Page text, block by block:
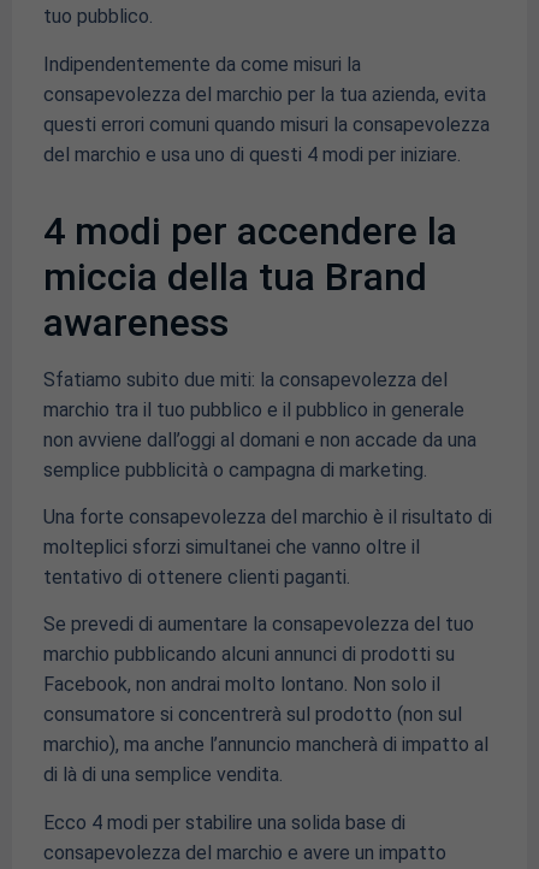
tuo pubblico.
Indipendentemente da come misuri la
consapevolezza del marchio per la tua azienda, evita
questi errori comuni quando misuri la consapevolezza
del marchio e usa uno di questi 4 modi per iniziare.
4 modi per accendere la
miccia della tua Brand
awareness
Sfatiamo subito due miti: la consapevolezza del
marchio tra il tuo pubblico e il pubblico in generale
non avviene dall’oggi al domani e non accade da una
semplice pubblicità o campagna di marketing.
Una forte consapevolezza del marchio è il risultato di
molteplici sforzi simultanei che vanno oltre il
tentativo di ottenere clienti paganti.
Se prevedi di aumentare la consapevolezza del tuo
marchio pubblicando alcuni annunci di prodotti su
Facebook, non andrai molto lontano. Non solo il
consumatore si concentrerà sul prodotto (non sul
marchio), ma anche l’annuncio mancherà di impatto al
di là di una semplice vendita.
Ecco 4 modi per stabilire una solida base di
consapevolezza del marchio e avere un impatto